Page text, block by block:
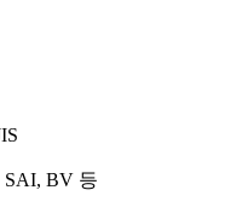
SAI, BV 등